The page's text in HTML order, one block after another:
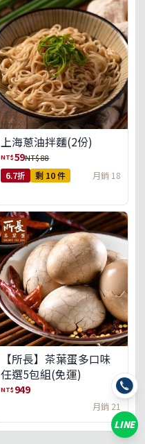
上海蔥油拌麵(2份)
NT$59NT$ 88
6.7折 剩 10 件 月銷 18
【所長】茶葉蛋多口味
任選5包組(免運)
NT$ 949
月銷 21
LINE